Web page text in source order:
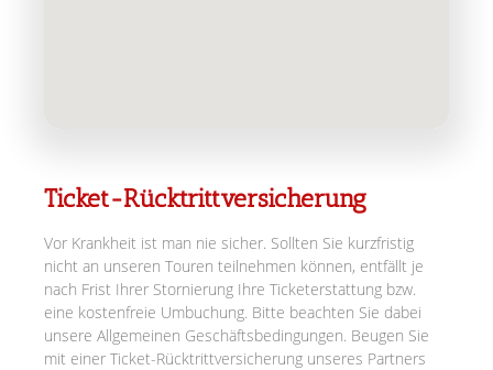
Ticket-Rücktrittversicherung
Vor Krankheit ist man nie sicher. Sollten Sie kurzfristig
nicht an unseren Touren teilnehmen können, entfällt je
nach Frist Ihrer Stornierung Ihre Ticketerstattung bzw.
eine kostenfreie Umbuchung. Bitte beachten Sie dabei
unsere Allgemeinen Geschäftsbedingungen. Beugen Sie
mit einer Ticket-Rücktrittversicherung unseres Partners